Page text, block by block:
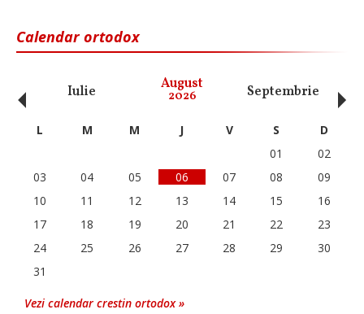
Calendar ortodox
Iulie August
2026 Septembrie
‹ L M M J V S
D
01
02
03
04 05 06 07 08
09
10
11 12 13 14 15
16
17
18 19 20 21 22
23
24
25 26 27 28 29
30
31
Vezi calendar crestin ortodox »